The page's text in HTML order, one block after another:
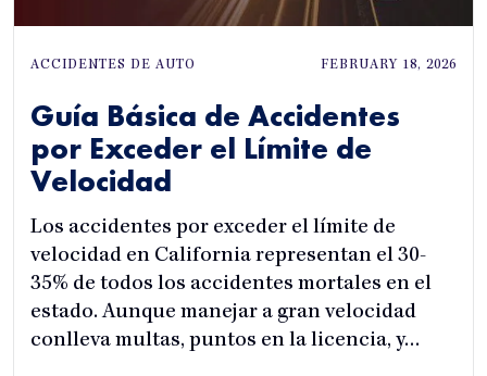
ACCIDENTES DE AUTO FEBRUARY 18, 2026
Guía Básica de Accidentes
por Exceder el Límite de
Velocidad
Los accidentes por exceder el límite de
velocidad en California representan el 30-
35% de todos los accidentes mortales en el
estado. Aunque manejar a gran velocidad
conlleva multas, puntos en la licencia, y…